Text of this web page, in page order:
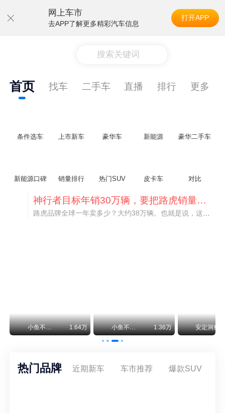
网上车市
去APP了解更多精彩汽车信息
打开APP
搜索关键词
首页 找车 二手车 直播 排行 更多
条件选车 上市新车 豪华车 新能源 豪华二手车
新能源口碑 销量排行 热门SUV 皮卡车 对比
神行者目标年销30万辆，要把路虎销量翻倍
小鱼不刹车 1.64万 小鱼不刹车 1.36万 安定洞察
热门品牌 近期新车 车市推荐 爆款SUV